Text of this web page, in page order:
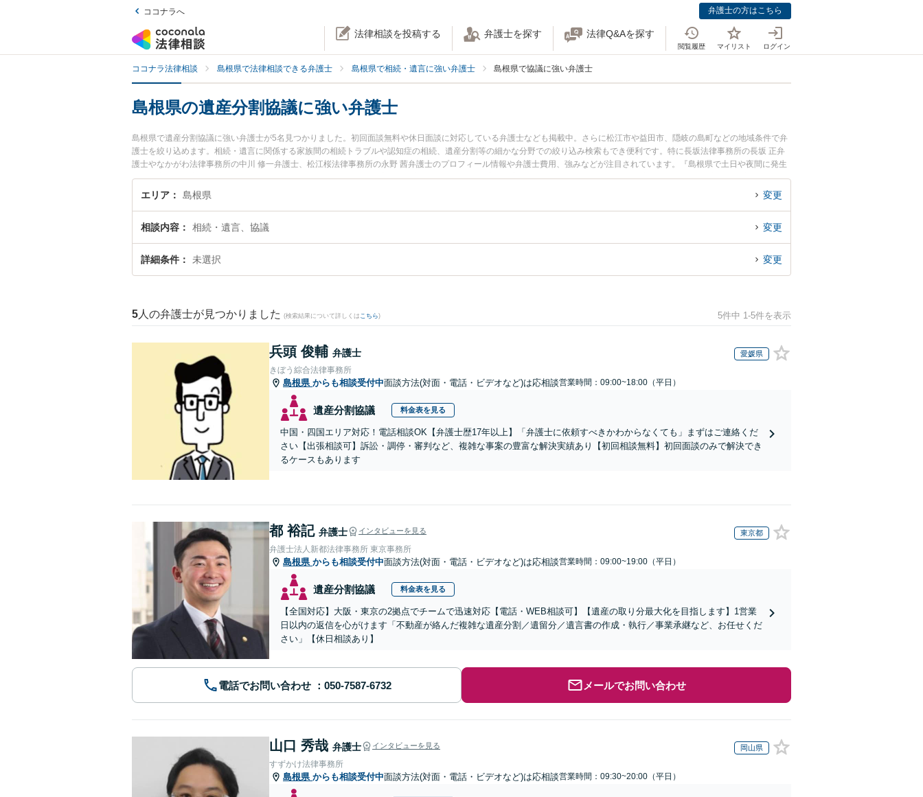
ココナラへ 弁護士の方はこちら
法律相談を投稿する 弁護士を探す 法律Q&Aを探す
閲覧履歴 マイリスト ログイン
ココナラ法律相談 島根県で法律相談できる弁護士 島根県で相続・遺言に強い弁護士 島根県で協議に強い弁護士
島根県の遺産分割協議に強い弁護士
島根県で遺産分割協議に強い弁護士が5名見つかりました。初回面談無料や休日面談に対応している弁護士なども掲載中。さらに松江市や益田市、隠岐の島町などの地域条件で弁
護士を絞り込めます。相続・遺言に関係する家族間の相続トラブルや認知症の相続、遺産分割等の細かな分野での絞り込み検索もでき便利です。特に長坂法律事務所の長坂 正弁
護士やなかがわ法律事務所の中川 修一弁護士、松江桜法律事務所の永野 茜弁護士のプロフィール情報や弁護士費用、強みなどが注目されています。『島根県で土日や夜間に発生
した遺産分割協議のトラブルを今すぐに弁護士に相談したい』『遺産分割協議のトラブル解決の実績豊富な近くの弁護士を検索したい』『初回相談無料で遺産分割協議を法律相談
できる島根県内の弁護士に相談予約したい』などでお困りの相談者さんにおすすめです。
エリア 島根県 変更
相談内容 相続・遺言、協議 変更
詳細条件 未選択 変更
5 人の弁護士が見つかりました (検索結果について詳しくは こちら) 5件中 1-5件を表示
兵頭 俊輔 弁護士 愛媛県
きぼう綜合法律事務所
島根県 からも相談受付中面談方法(対面・電話・ビデオなど)は応相談営業時間：09:00~18:00（平日）
遺産分割協議 料金表を見る
中国・四国エリア対応！電話相談OK【弁護士歴17年以上】「弁護士に依頼すべきかわからなくても」まずはご連絡くだ
さい【出張相談可】訴訟・調停・審判など、複雑な事案の豊富な解決実績あり【初回相談無料】初回面談のみで解決でき
るケースもあります
都 裕記 弁護士 インタビューを見る 東京都
弁護士法人新都法律事務所 東京事務所
島根県 からも相談受付中面談方法(対面・電話・ビデオなど)は応相談営業時間：09:00~19:00（平日）
遺産分割協議 料金表を見る
【全国対応】大阪・東京の2拠点でチームで迅速対応【電話・WEB相談可】【遺産の取り分最大化を目指します】1営業
日以内の返信を心がけます「不動産が絡んだ複雑な遺産分割／遺留分／遺言書の作成・執行／事業承継など、お任せくだ
さい」【休日相談あり】
電話でお問い合わせ メールでお問い合わせ
山口 秀哉 弁護士 インタビューを見る 岡山県
すずかけ法律事務所
島根県 からも相談受付中面談方法(対面・電話・ビデオなど)は応相談営業時間：09:30~20:00（平日）